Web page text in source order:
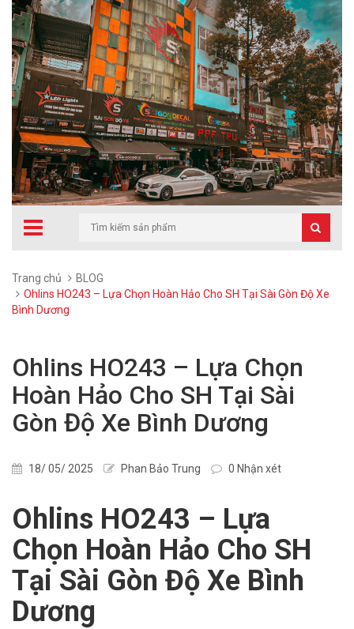
Trang chủ
BLOG
Ohlins HO243 – Lựa Chọn Hoàn Hảo Cho SH Tại Sài Gòn Độ Xe
Bình Dương
Ohlins HO243 – Lựa Chọn
Hoàn Hảo Cho SH Tại Sài
Gòn Độ Xe Bình Dương
18/ 05/ 2025 Phan Bảo Trung 0 Nhận xét
Ohlins HO243 – Lựa
Chọn Hoàn Hảo Cho SH
Tại Sài Gòn Độ Xe Bình
Dương